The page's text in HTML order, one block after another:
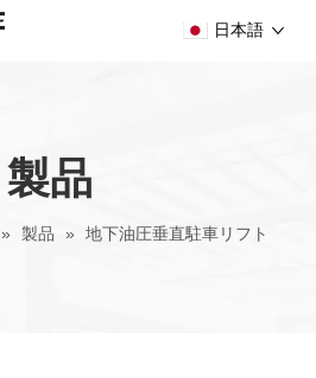
日本語
製品
» 製品 » 地下油圧垂直駐車リフト